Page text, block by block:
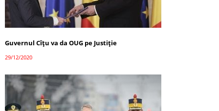
Guvernul Cîțu va da OUG pe Justiție
29/12/2020